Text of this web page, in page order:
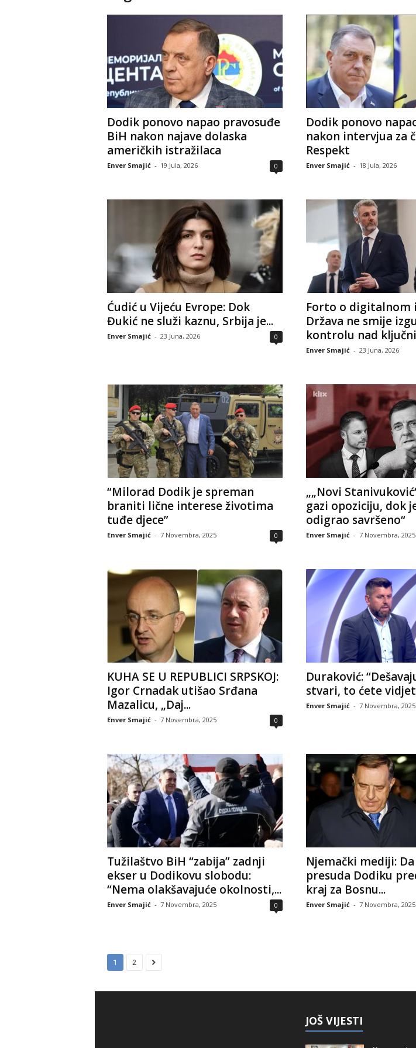
Dodik ponovo napao pravosuđe
BiH nakon najave dolaska
američkih istražilaca
Enver Smajić - 19 Jula, 2026 0
Dodik ponovo
nakon intervjua za
Respekt
Enver Smajić - 18 Jula, 2026
Ćudić u Vijeću Evrope: Dok
Đukić ne služi kaznu, Srbija je...
Enver Smajić - 23 Juna, 2026 0
Forto o digitalnom
Država ne smije
kontrolu nad
Enver Smajić - 23 Juna, 2026
“Milorad Dodik je spreman
braniti lične interese životima
tuđe djece”
Enver Smajić - 7 Novembra, 2025 0
„„Novi
gazi opoziciju, dok
odigrao savršeno“
Enver Smajić - 7 Novembra, 2025
KUHA SE U REPUBLICI SRPSKOJ:
Igor Crnadak utišao Srđana
Mazalicu, „Daj...
Enver Smajić - 7 Novembra, 2025 0
Duraković:
stvari, to ćete
Enver Smajić - 7 Novembra, 2025
Tužilaštvo BiH “zabija” zadnji
ekser u Dodikovu slobodu:
“Nema olakšavajuće okolnosti,...
Enver Smajić - 7 Novembra, 2025 0
Njemački mediji:
presuda Dodiku
kraj za Bosnu...
Enver Smajić - 7 Novembra, 2025
1 2
JOŠ VIJESTI